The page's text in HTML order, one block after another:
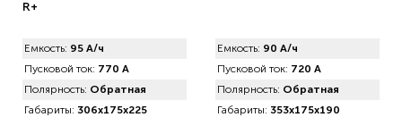
R+
Емкость: 95 А/ч
Пусковой ток: 770 А
Полярность: Обратная
Габариты: 306x175x225
Емкость: 90 А/ч
Пусковой ток: 720 А
Полярность: Обратная
Габариты: 353x175x190